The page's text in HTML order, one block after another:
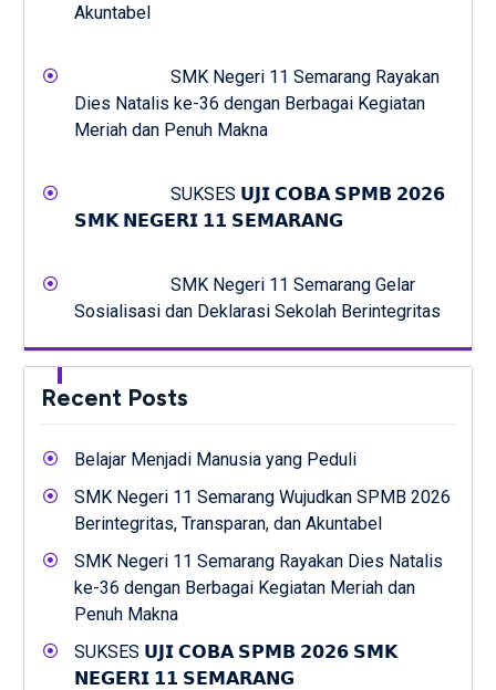
Akuntabel
SMK Negeri 11 Semarang Rayakan
Dies Natalis ke-36 dengan Berbagai Kegiatan
Meriah dan Penuh Makna
SUKSES 𝗨𝗝𝗜 𝗖𝗢𝗕𝗔 𝗦𝗣𝗠𝗕 𝟮𝟬𝟮𝟲
𝗦𝗠𝗞 𝗡𝗘𝗚𝗘𝗥𝗜 𝟭𝟭 𝗦𝗘𝗠𝗔𝗥𝗔𝗡𝗚
SMK Negeri 11 Semarang Gelar
Sosialisasi dan Deklarasi Sekolah Berintegritas
Recent Posts
Belajar Menjadi Manusia yang Peduli
SMK Negeri 11 Semarang Wujudkan SPMB 2026
Berintegritas, Transparan, dan Akuntabel
SMK Negeri 11 Semarang Rayakan Dies Natalis
ke-36 dengan Berbagai Kegiatan Meriah dan
Penuh Makna
SUKSES 𝗨𝗝𝗜 𝗖𝗢𝗕𝗔 𝗦𝗣𝗠𝗕 𝟮𝟬𝟮𝟲 𝗦𝗠𝗞
𝗡𝗘𝗚𝗘𝗥𝗜 𝟭𝟭 𝗦𝗘𝗠𝗔𝗥𝗔𝗡𝗚